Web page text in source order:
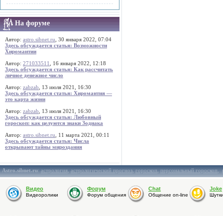
На форуме
Автор: astro.sibnet.ru , 30 января 2022, 07:04
Здесь обсуждается статья: Возможности
Хиромантии
Автор: 271033511
, 16 января 2022, 12:18
Здесь обсуждается статья: Как рассчитать
личное денежное число
Автор: zabzab , 13 июля 2021, 16:30
Здесь обсуждается статья: Хиромантия —
это карта жизни
Автор: zabzab , 13 июля 2021, 16:30
Здесь обсуждается статья: Любовный
гороскоп: как целуются знаки Зодиака
Автор: astro.sibnet.ru , 11 марта 2021, 00:11
Здесь обсуждается статья: Числа
открывают тайны мироздания
Astro.sibnet.ru:астрология,астрологический прогноз,гороскоп,персональный гороскоп,
Видео
Видеоролики
Форум
Форум общения
Chat
Общение on-line
Joke